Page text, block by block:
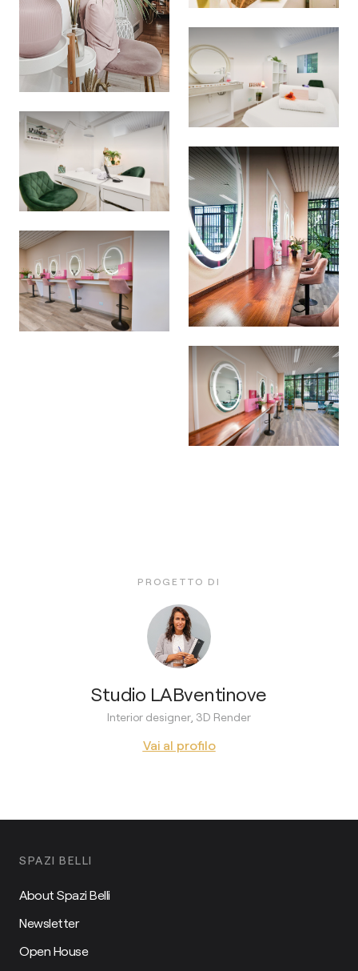
PROGETTO DI
Studio LABventinove
Interior designer, 3D Render
Vai al profilo
SPAZI BELLI
About Spazi Belli
Newsletter
Open House